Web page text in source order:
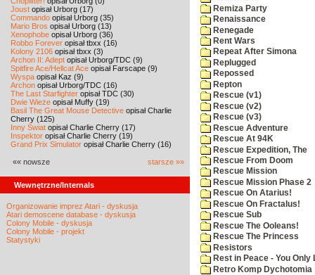
Joust opisał Urborg (17)
Commando opisał Urborg (35)
Mario Bros opisał Urborg (13)
Xenophobe opisał Urborg (36)
Robbo Forever opisał tbxx (16)
Kolony 2106 opisał tbxx (3)
Archon II: Adept opisał Urborg/TDC (9)
Spitfire Ace/Hellcat Ace opisał Farscape (9)
Wyspa opisał Kaz (9)
Archon opisał Urborg/TDC (16)
The Last Starfighter opisał TDC (30)
Dwie Wieże opisał Muffy (19)
Basil The Great Mouse Detective opisał Charlie
Cherry (125)
Inny Świat opisał Charlie Cherry (17)
Inspektor opisał Charlie Cherry (19)
Grand Prix Simulator opisał Charlie Cherry (16)
«« nowsze starsze »»
Wewnętrzne/Internals
Organizowanie imprez Atari - dyskusja
Atari demoscene database - dyskusja
Colony Mobile - dyskusja
Colony Mobile - projekt
Statystyki
Remiza Party
Renaissance
Renegade
Rent Wars
Repeat After Simona
Replugged
Repossed
Repton
Rescue (v1)
Rescue (v2)
Rescue (v3)
Rescue Adventure
Rescue At 94K
Rescue Expedition, The
Rescue From Doom
Rescue Mission
Rescue Mission Phase 2
Rescue On Atarius!
Rescue On Fractalus!
Rescue Sub
Rescue The Ooleans!
Rescue The Princess
Resistors
Rest in Peace - You Only
Retro Komp Dychotomia